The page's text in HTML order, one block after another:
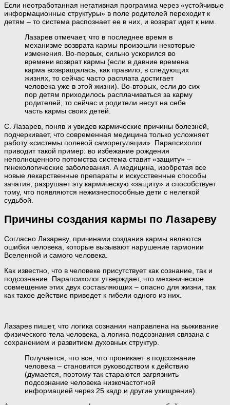
Если неотработанная негативная программа через «устойчивые
информационные структуры» в поле родителей переходит к
детям – то система распознает ее в них, и возврат идет к ним.
Лазарев отмечает, что в последнее время в
механизме возврата кармы произошли некоторые
изменения. Во-первых, сильно ускорился во
времени возврат кармы (если в давние времена
карма возвращалась, как правило, в следующих
жизнях, то сейчас часто расплата достигает
человека уже в этой жизни). Во-вторых, если до сих
пор детям приходилось расплачиваться за карму
родителей, то сейчас и родители несут на себе
часть кармы своих детей.
С. Лазарев, поняв и увидев кармические причины болезней,
подчеркивает, что современная медицина только усложняет
работу «системы полевой саморегуляции». Парапсихолог
приводит такой пример: во избежание рождения
неполноценного потомства система ставит «защиту» –
гинекологические заболевания. А медицина, изобретая все
новые лекарственные препараты и искусственные способы
зачатия, разрушает эту кармическую «защиту» и способствует
тому, что появляются нежизнеспособные дети с нелегкой
судьбой.
Причины создания кармы по Лазареву
Согласно Лазареву, причинами создания кармы являются
ошибки человека, которые вызывают нарушение гармонии
Вселенной и самого человека.
Как известно, что в человеке присутствует как сознание, так и
подсознание. Парапсихолог утверждает, что механическое
совмещение этих двух составляющих – опасно для жизни, так
как такое действие приведет к гибели одного из них.
Лазарев пишет, что логика сознания направлена на выживание
физического тела человека, а логика подсознания связана с
сохранением и развитием духовных структур.
Получается, что все, что проникает в подсознание
человека – становится руководством к действию
(думается, поэтому так стараются загрязнить
подсознание человека низкочастотной
информацией через 25 кадр и другие ухищрения).